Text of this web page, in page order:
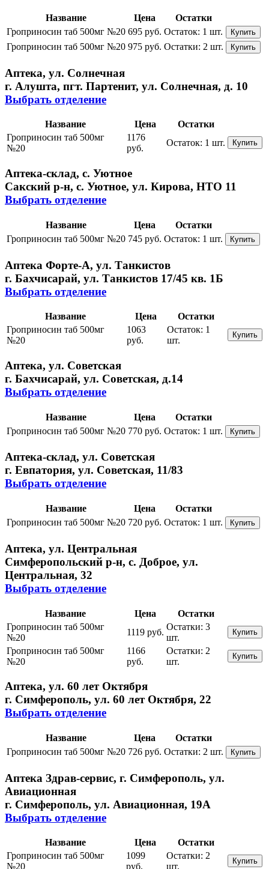
Название Цена
Остатки
Гроприносин таб 500мг №20 695 руб. Остаток: 1 шт. Купить
Гроприносин таб 500мг №20 975 руб. Остатки: 2 шт. Купить
Аптека, ул. Солнечная
г. Алушта, пгт. Партенит, ул. Солнечная, д. 10
Выбрать отделение
Название Цена
Остатки
Гроприносин таб 500мг
№20
1176
руб.
Остаток: 1 шт. Купить
Аптека-склад, с. Уютное
Сакский р-н, с. Уютное, ул. Кирова, НТО 11
Выбрать отделение
Название Цена
Остатки
Гроприносин таб 500мг №20 745 руб. Остаток: 1 шт. Купить
Аптека Форте-А, ул. Танкистов
г. Бахчисарай, ул. Танкистов 17/45 кв. 1Б
Выбрать отделение
Название Цена
Остатки
Гроприносин таб 500мг
№20
1063
руб.
Остаток: 1
шт.
Купить
Аптека, ул. Советская
г. Бахчисарай, ул. Советская, д.14
Выбрать отделение
Название Цена
Остатки
Гроприносин таб 500мг №20 770 руб. Остаток: 1 шт. Купить
Аптека-склад, ул. Советская
г. Евпатория, ул. Советская, 11/83
Выбрать отделение
Название Цена
Остатки
Гроприносин таб 500мг №20 720 руб. Остаток: 1 шт. Купить
Аптека, ул. Центральная
Симферопольский р-н, с. Доброе, ул.
Центральная, 32
Выбрать отделение
Название Цена
Остатки
Гроприносин таб 500мг
№20
1119 руб.
Остатки: 3
шт.
Купить
Гроприносин таб 500мг
№20
1166
руб.
Остатки: 2
шт.
Купить
Аптека, ул. 60 лет Октября
г. Симферополь, ул. 60 лет Октября, 22
Выбрать отделение
Название Цена
Остатки
Гроприносин таб 500мг №20 726 руб. Остатки: 2 шт. Купить
Аптека Здрав-сервис, г. Симферополь, ул.
Авиационная
г. Симферополь, ул. Авиационная, 19А
Выбрать отделение
Название Цена
Остатки
Гроприносин таб 500мг
№20
1099
руб.
Остатки: 2
шт.
Купить